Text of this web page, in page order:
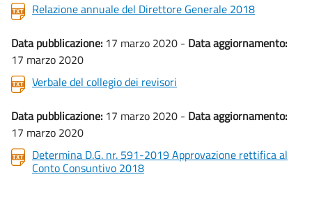
Relazione annuale del Direttore Generale 2018
Data pubblicazione: 17 marzo 2020 - Data aggiornamento:
17 marzo 2020
Verbale del collegio dei revisori
Data pubblicazione: 17 marzo 2020 - Data aggiornamento:
17 marzo 2020
Determina D.G. nr. 591-2019 Approvazione rettifica al
Conto Consuntivo 2018